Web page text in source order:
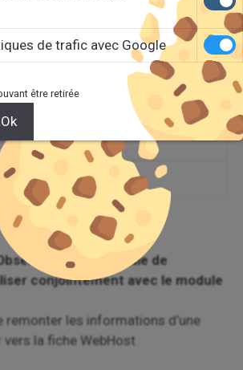
VOIR DÉMO
DEVIS
FAQ DU MODULE
FAQ DOLIBARR
est un module de
conjointement avec le module
remonter les informations d’une
la fiche WebHost
de trafic avec Google
être retirée
Ok